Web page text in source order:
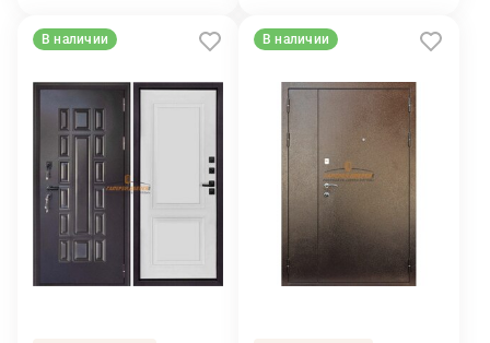
В наличии В наличии